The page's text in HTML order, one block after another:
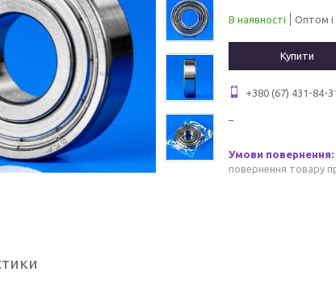
В наявності Оптом і
Купити
+380 (67) 431-84-
повернення товару